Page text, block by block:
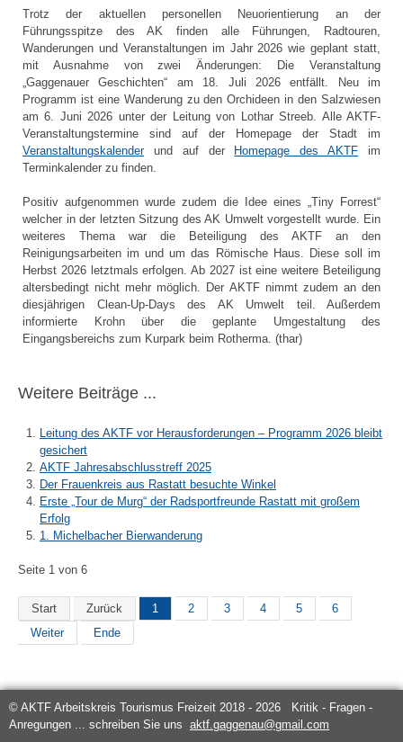
Trotz der aktuellen personellen Neuorientierung an der
Führungsspitze des AK finden alle Führungen, Radtouren,
Wanderungen und Veranstaltungen im Jahr 2026 wie geplant statt,
mit Ausnahme von zwei Änderungen: Die Veranstaltung
„Gaggenauer Geschichten“ am 18. Juli 2026 entfällt. Neu im
Programm ist eine Wanderung zu den Orchideen in den Salzwiesen
am 6. Juni 2026 unter der Leitung von Lothar Streeb. Alle AKTF-
Veranstaltungstermine sind auf der Homepage der Stadt im
Veranstaltungskalenderund auf der Homepage des AKTF im
Terminkalender zu finden.
Positiv aufgenommen wurde zudem die Idee eines „Tiny Forrest“
welcher in der letzten Sitzung des AK Umwelt vorgestellt wurde. Ein
weiteres Thema war die Beteiligung des AKTF an den
Reinigungsarbeiten im und um das Römische Haus. Diese soll im
Herbst 2026 letztmals erfolgen. Ab 2027 ist eine weitere Beteiligung
altersbedingt nicht mehr möglich. Der AKTF nimmt zudem an den
diesjährigen Clean‑Up‑Days des AK Umwelt teil. Außerdem
informierte Krohn über die geplante Umgestaltung des
Eingangsbereichs zum Kurpark beim Rotherma. (thar)
Weitere Beiträge ...
Leitung des AKTF vor Herausforderungen – Programm 2026 bleibt
gesichert
AKTF Jahresabschlusstreff 2025
Der Frauenkreis aus Rastatt besuchte Winkel
Erste „Tour de Murg“ der Radsportfreunde Rastatt mit großem
Erfolg
1. Michelbacher Bierwanderung
Seite 1 von 6
Start Zurück 1 2 3 4 5
6
Weiter
Ende
© AKTF Arbeitskreis Tourismus Freizeit 2018 - 2026 Kritik - Fragen -
Anregungen ... schreiben Sie uns aktf.gaggenau@gmail.com